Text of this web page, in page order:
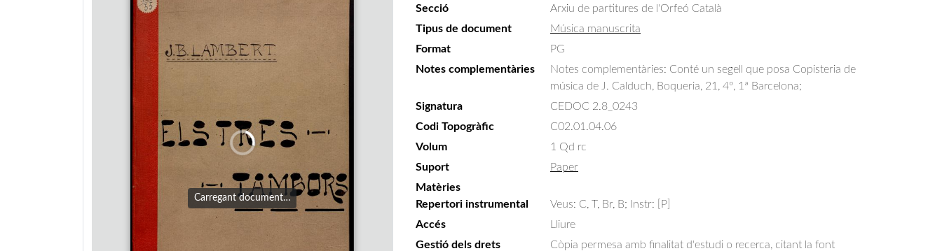
Carregant document…
Secció
Arxiu de partitures de l'Orfeó Català
Tipus de document
Música manuscrita
Format
PG
Notes complementàries
Notes complementàries: Conté un segell que posa Copisteria de
música de J. Calduch, Boqueria, 21, 4º, 1ª Barcelona;
Signatura
CEDOC 2.8_0243
Codi Topogràfic
C02.01.04.06
Volum
1 Qd rc
Suport
Paper
Matèries
Repertori instrumental
Veus: C, T, Br, B; Instr: [P]
Accés
Lliure
Gestió dels drets
Còpia permesa amb finalitat d'estudi o recerca, citant la font